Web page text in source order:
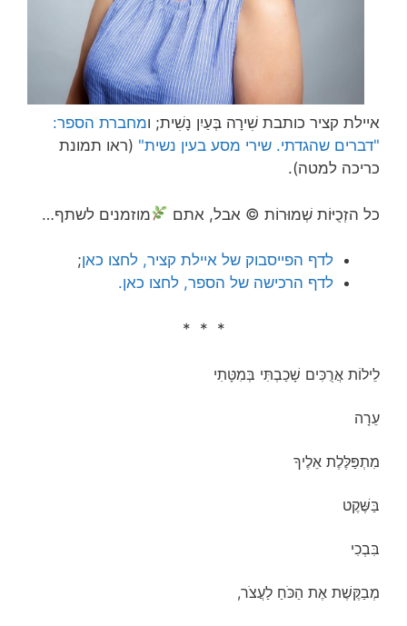
איילת קציר כותבת שִׁירָה בְּעַיִן נָשִׁית; ומחברת הספר:
"דברים שהגדתי. שירי מסע בעין נשית" (ראו תמונת
כריכה למטה).
כל הזְכֻיּוֹת שְׁמוּרוֹת © אבל, אתם מוזמנים לשתף…
לדף הפייסבוק של איילת קציר, לחצו כאן;
לדף הרכישה של הספר, לחצו כאן.
* * *
לֵילוֹת אֲרֻכִּים שָׁכַבְתִּי בְּמִטָּתִי
עֵרָה
מִתְפַּלֶּלֶת אֵלֶיךָ
בַּשֶּׁקֶט
בִּבְכִי
מְבַקֶּשֶׁת אֶת הַכֹּחַ לַעֲצֹר,